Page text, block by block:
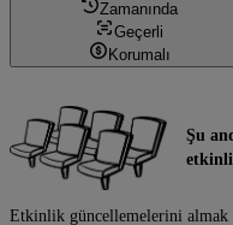
Zamanında
Geçerli
Korumalı
Şu
Etkinlik güncellemelerini almak